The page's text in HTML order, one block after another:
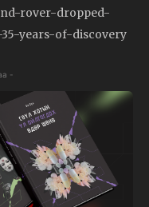
rover-dropped-
years-of-discovery
-